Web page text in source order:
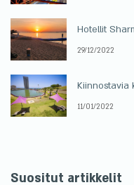
Hotellit
29/12/2022
Kiinnostavia
11/01/2022
Suositut artikkelit